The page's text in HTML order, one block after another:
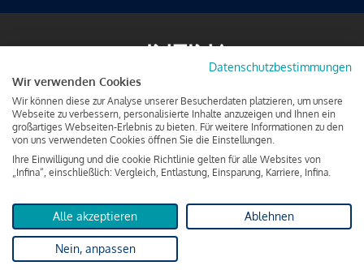
Datenschutzbestimmungen
Wir verwenden Cookies
Wir können diese zur Analyse unserer Besucherdaten platzieren, um unsere
Webseite zu verbessern, personalisierte Inhalte anzuzeigen und Ihnen ein
großartiges Webseiten-Erlebnis zu bieten. Für weitere Informationen zu den
von uns verwendeten Cookies öffnen Sie die Einstellungen.
Ihre Einwilligung und die cookie Richtlinie gelten für alle Websites von
„Infina“, einschließlich: Vergleich, Entlastung, Einsparung, Karriere, Infina.
Alle akzeptieren Ablehnen
Nein, anpassen